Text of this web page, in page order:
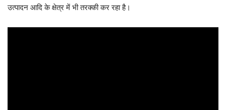
उत्पादन आदि के क्षेत्र में भी तरक्की कर रहा है।